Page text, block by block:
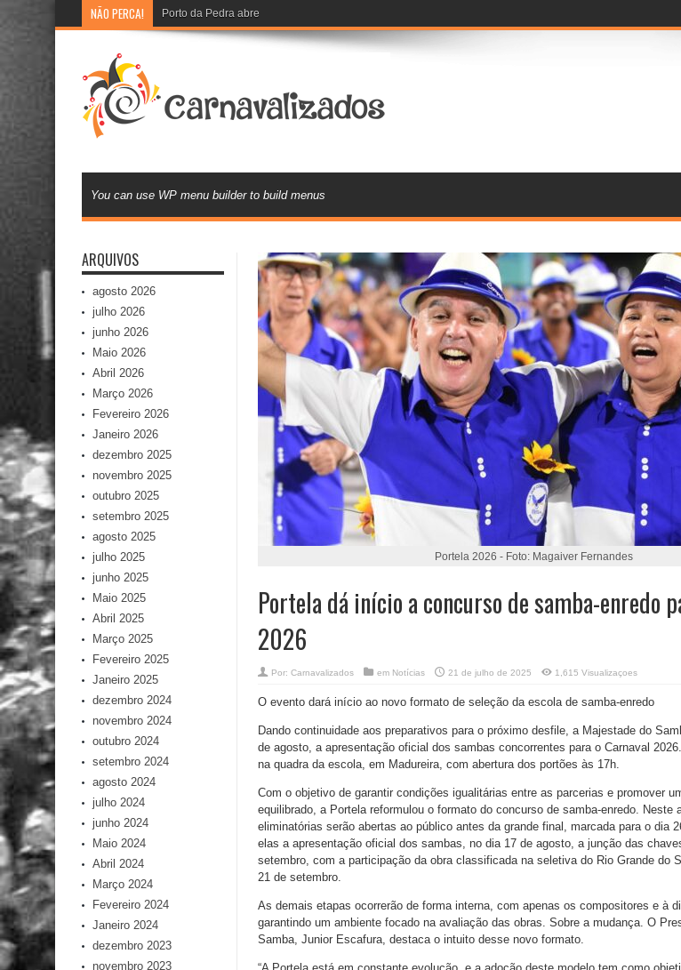
NÃO PERCA! Porto da Pedra abre recadastramento e cadastramento de compo
You can use WP menu builder to build menus
Portela 2026 - Foto: Magaiver Fernandes
Portela dá início a concurso de samba-enredo
2026
Por: Carnavalizados em Notícias 21 de julho de 2025 1,615 Visualizaçoes
O evento dará início ao novo formato de seleção da escola de samba-enredo
Dando continuidade aos preparativos para o próximo desfile, a Majestade do
de agosto, a apresentação oficial dos sambas concorrentes para o Carnaval
na quadra da escola, em Madureira, com abertura dos portões às 17h.
Com o objetivo de garantir condições igualitárias entre as parcerias e promover
equilibrado, a Portela reformulou o formato do concurso de samba-enredo. Neste
eliminatórias serão abertas ao público antes da grande final, marcada para o dia
elas a apresentação oficial dos sambas, no dia 17 de agosto, a junção das
setembro, com a participação da obra classificada na seletiva do Rio Grande do
21 de setembro.
As demais etapas ocorrerão de forma interna, com apenas os compositores e à
garantindo um ambiente focado na avaliação das obras. Sobre a mudança. O
Samba, Junior Escafura, destaca o intuito desse novo formato.
ARQUIVOS
agosto 2026
julho 2026
junho 2026
Maio 2026
Abril 2026
Março 2026
Fevereiro 2026
Janeiro 2026
dezembro 2025
novembro 2025
outubro 2025
setembro 2025
agosto 2025
julho 2025
junho 2025
Maio 2025
Abril 2025
Março 2025
Fevereiro 2025
Janeiro 2025
dezembro 2024
novembro 2024
outubro 2024
setembro 2024
agosto 2024
julho 2024
junho 2024
Maio 2024
Abril 2024
Março 2024
Fevereiro 2024
Janeiro 2024
dezembro 2023
novembro 2023